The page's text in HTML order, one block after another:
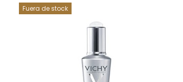
Fuera de stock